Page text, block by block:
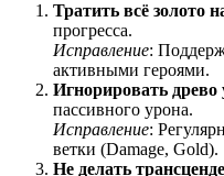
Тратить всё золото
прогресса.
Исправление:
активными героями.
Игнорировать
пассивного урона.
Исправление:
ветки (Damage, Gold).
Не делать